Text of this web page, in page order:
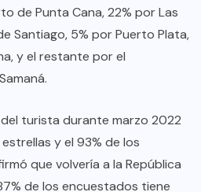
de Punta Cana, 22% por Las
Santiago, 5% por Puerto Plata,
y el restante por el
turista durante marzo 2022
y el 93% de los
que volvería a la República
de los encuestados tiene